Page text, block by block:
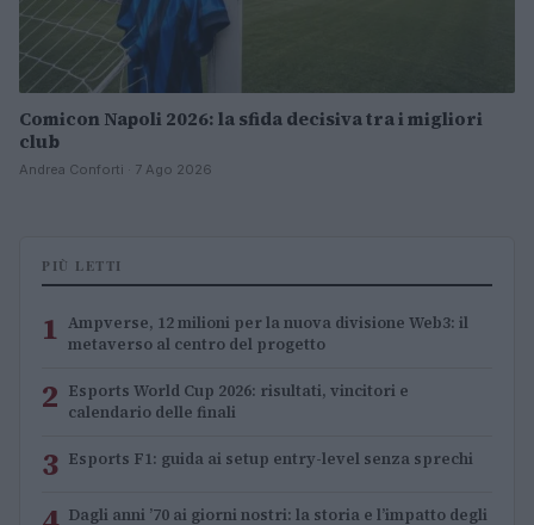
Comicon Napoli 2026: la sfida decisiva tra i migliori
club
Andrea Conforti · 7 Ago 2026
PIÙ LETTI
1 Ampverse, 12 milioni per la nuova divisione Web3: il
metaverso al centro del progetto
2 Esports World Cup 2026: risultati, vincitori e
calendario delle finali
3 Esports F1: guida ai setup entry-level senza sprechi
Dagli anni ’70 ai giorni nostri: la storia e l’impatto degli